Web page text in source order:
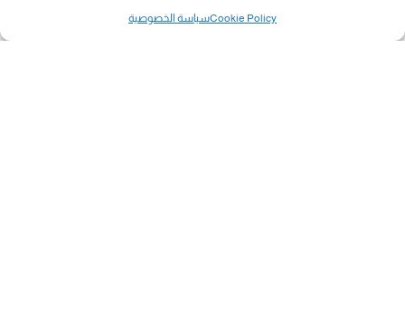
Cookie Policyسياسة الخصوصية مال و أعمال